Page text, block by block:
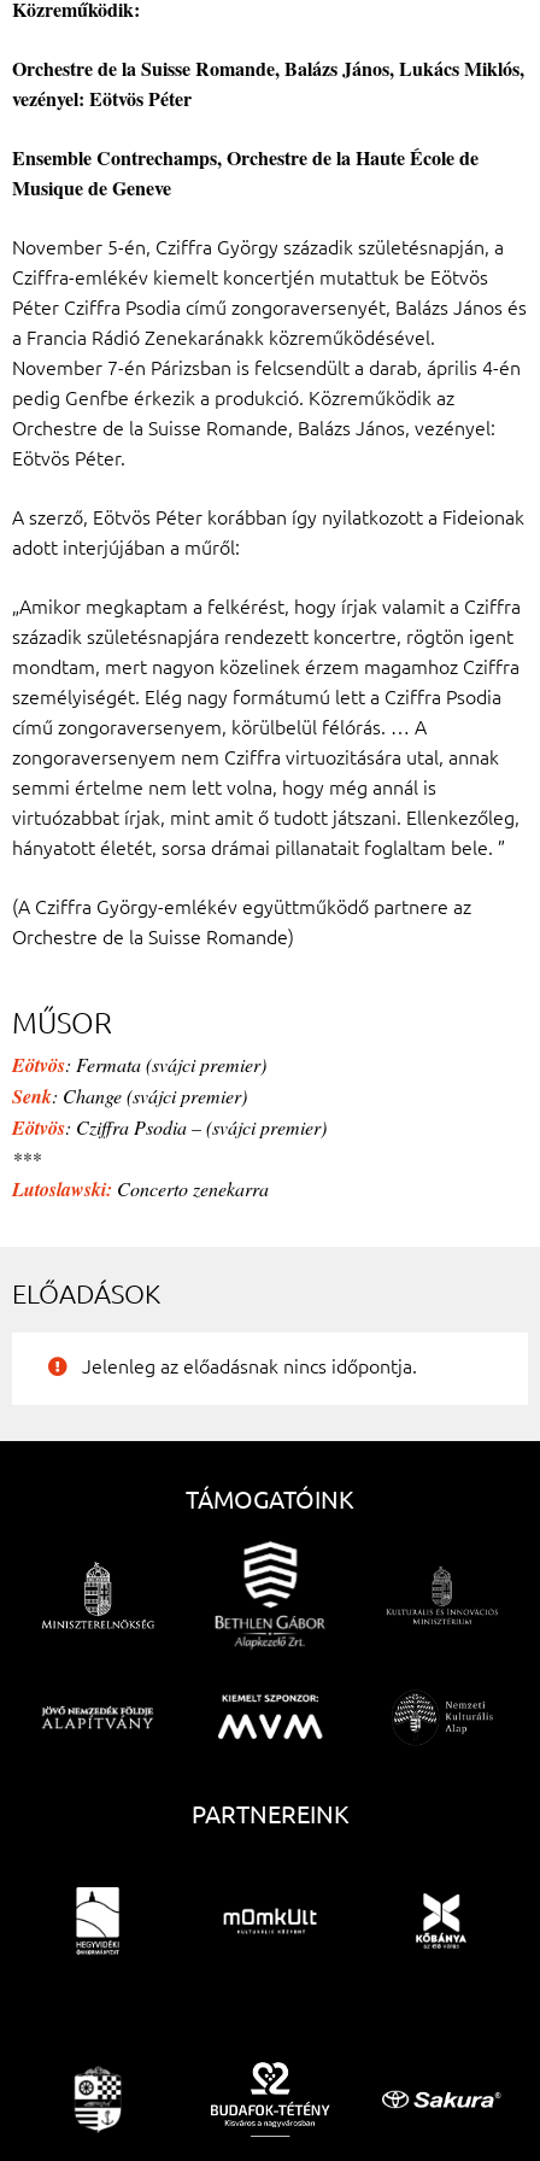
Közreműködik:
Orchestre de la Suisse Romande, Balázs János, Lukács Miklós,
vezényel: Eötvös Péter
Ensemble Contrechamps, Orchestre de la Haute École de
Musique de Geneve
November 5-én, Cziffra György századik születésnapján, a
Cziffra-emlékév kiemelt koncertjén mutattuk be Eötvös
Péter Cziffra Psodia című zongoraversenyét, Balázs János és
a Francia Rádió Zenekaránakk közreműködésével.
November 7-én Párizsban is felcsendült a darab, április 4-én
pedig Genfbe érkezik a produkció. Közreműködik az
Orchestre de la Suisse Romande, Balázs János, vezényel:
Eötvös Péter.
A szerző, Eötvös Péter korábban így nyilatkozott a Fideionak
adott interjújában a műről:
„Amikor megkaptam a felkérést, hogy írjak valamit a Cziffra
századik születésnapjára rendezett koncertre, rögtön igent
mondtam, mert nagyon közelinek érzem magamhoz Cziffra
személyiségét. Elég nagy formátumú lett a Cziffra Psodia
című zongoraversenyem, körülbelül félórás. … A
zongoraversenyem nem Cziffra virtuozitására utal, annak
semmi értelme nem lett volna, hogy még annál is
virtuózabbat írjak, mint amit ő tudott játszani. Ellenkezőleg,
hányatott életét, sorsa drámai pillanatait foglaltam bele. ”
(A Cziffra György-emlékév együttműködő partnere az
Orchestre de la Suisse Romande)
MŰSOR
Eötvös: Fermata (svájci premier)
Senk: Change (svájci premier)
Eötvös: Cziffra Psodia – (svájci premier)
***
Lutoslawski: Concerto zenekarra
ELŐADÁSOK
Jelenleg az előadásnak nincs időpontja.
TÁMOGATÓINK
PARTNEREINK